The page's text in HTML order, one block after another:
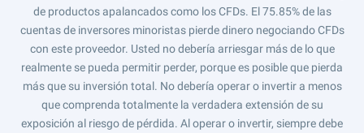
de productos apalancados como los CFDs. El 75.85% de las
cuentas de inversores minoristas pierde dinero negociando CFDs
con este proveedor. Usted no debería arriesgar más de lo que
realmente se pueda permitir perder, porque es posible que pierda
más que su inversión total. No debería operar o invertir a menos
que comprenda totalmente la verdadera extensión de su
exposición al riesgo de pérdida. Al operar o invertir, siempre debe